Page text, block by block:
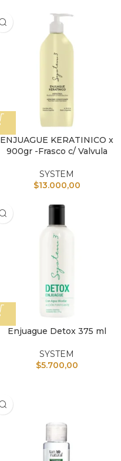
ENJUAGUE KERATINICO x
900gr -Frasco c/ Valvula
SYSTEM
$13.000,00
Enjuague Detox 375 ml
SYSTEM
$5.700,00